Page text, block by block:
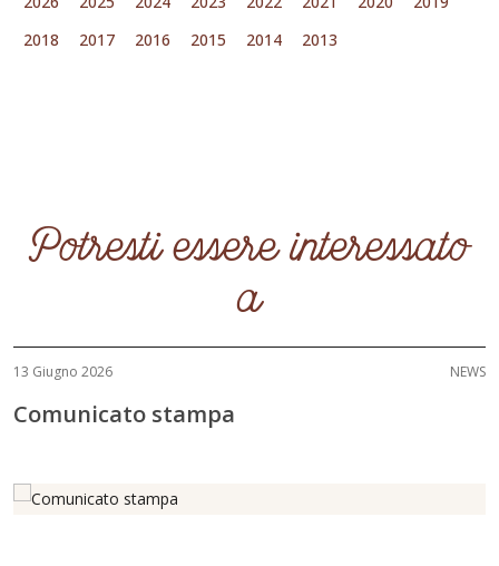
2018
2017 2016 2015 2014 2013
Potresti essere interessato
a
13 Giugno 2026 NEWS
Comunicato stampa